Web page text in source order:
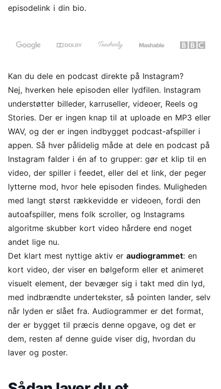
episodelink i din bio.
Kan du dele en podcast direkte på Instagram?
Nej, hverken hele episoden eller lydfilen. Instagram
understøtter billeder, karruseller, videoer, Reels og
Stories. Der er ingen knap til at uploade en MP3 eller
WAV, og der er ingen indbygget podcast-afspiller i
appen. Så hver pålidelig måde at dele en podcast på
Instagram falder i én af to grupper: gør et klip til en
video, der spiller i feedet, eller del et link, der peger
lytterne mod, hvor hele episoden findes. Muligheden
med langt størst rækkevidde er videoen, fordi den
autoafspiller, mens folk scroller, og Instagrams
algoritme skubber kort video hårdere end noget
andet lige nu.
Det klart mest nyttige aktiv er audiogrammet: en
kort video, der viser en bølgeform eller et animeret
visuelt element, der bevæger sig i takt med din lyd,
med indbrændte undertekster, så pointen lander, selv
når lyden er slået fra. Audiogrammer er det format,
der er bygget til præcis denne opgave, og det er
dem, resten af denne guide viser dig, hvordan du
laver og poster.